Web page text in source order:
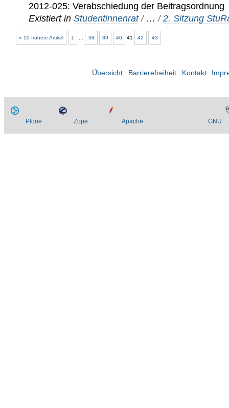
2012-025: Verabschiedung der Beitragsordnung
Existiert in Studentinnenrat / …/2. Sitzung
« 10 frühere Artikel 1 38 39 40 41 42 43
Übersicht Barrierefreiheit Kontakt
Plone Zope Apache GNU